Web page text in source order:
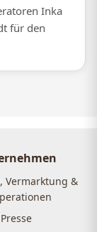
Inka
für den
Vermarktung &
Presse